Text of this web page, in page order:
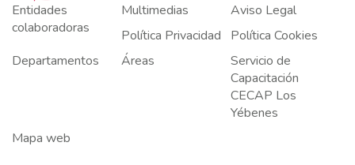
Entidades
colaboradoras
Multimedias
Aviso Legal
Política Privacidad
Política Cookies
Departamentos
Áreas
Servicio de
Capacitación
CECAP Los
Yébenes
Mapa web